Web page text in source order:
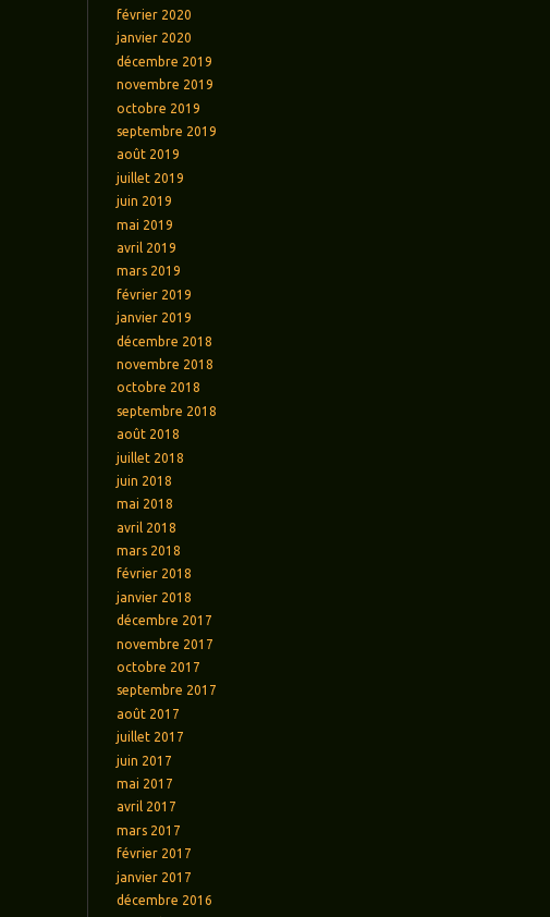
février 2020
janvier 2020
décembre 2019
novembre 2019
octobre 2019
septembre 2019
août 2019
juillet 2019
juin 2019
mai 2019
avril 2019
mars 2019
février 2019
janvier 2019
décembre 2018
novembre 2018
octobre 2018
septembre 2018
août 2018
juillet 2018
juin 2018
mai 2018
avril 2018
mars 2018
février 2018
janvier 2018
décembre 2017
novembre 2017
octobre 2017
septembre 2017
août 2017
juillet 2017
juin 2017
mai 2017
avril 2017
mars 2017
février 2017
janvier 2017
décembre 2016